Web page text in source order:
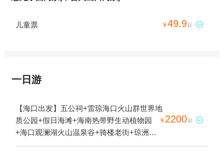
儿童票 ¥49.9起 
一日游
【海口出发】五公祠+雷琼海口火山群世界地
质公园+假日海滩+海南热带野生动植物园
+海口观澜湖火山温泉谷+骑楼老街+琼洲文
化风情街+观澜湖华谊冯小刚电影公社+海口
¥ 2200起 